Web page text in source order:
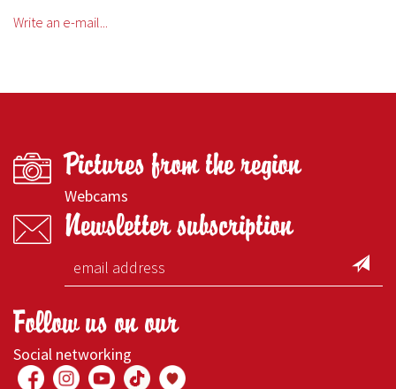
Write an e-mail...
Pictures from the region
Webcams
Newsletter subscription
Follow us on our
Social networking